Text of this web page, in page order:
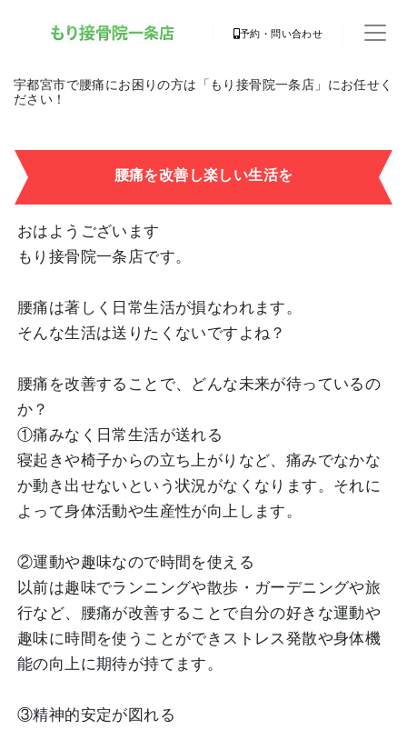
予約・問い合わせ
宇都宮市で腰痛にお困りの方は「もり接骨院一条店」にお任せく
ださい！
腰痛を改善し楽しい生活を
おはようございます
もり接骨院一条店です。
腰痛は著しく日常生活が損なわれます。
そんな生活は送りたくないですよね？
腰痛を改善することで、どんな未来が待っているの
か？
①痛みなく日常生活が送れる
寝起きや椅子からの立ち上がりなど、痛みでなかな
か動き出せないという状況がなくなります。それに
よって身体活動や生産性が向上します。
②運動や趣味なので時間を使える
以前は趣味でランニングや散歩・ガーデニングや旅
行など、腰痛が改善することで自分の好きな運動や
趣味に時間を使うことができストレス発散や身体機
能の向上に期待が持てます。
③精神的安定が図れる